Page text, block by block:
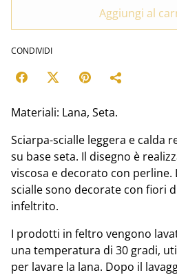
Aggiungi al
CONDIVIDI
Materiali: Lana, Seta.
Sciarpa-scialle leggera e calda
su base seta. Il disegno è
viscosa e decorato con perline.
scialle sono decorate con fiori
infeltrito.
I prodotti in feltro vengono
una temperatura di 30 gradi,
per lavare la lana. Dopo il